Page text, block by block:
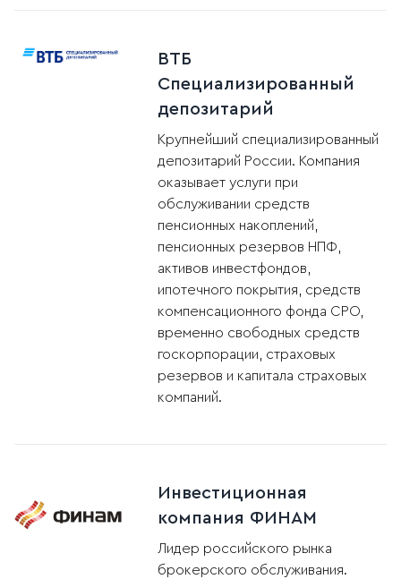
ВТБ
Специализированный
депозитарий
Крупнейший специализированный
депозитарий России. Компания
оказывает услуги при
обслуживании средств
пенсионных накоплений,
пенсионных резервов НПФ,
активов инвестфондов,
ипотечного покрытия, средств
компенсационного фонда СРО,
временно свободных средств
госкорпорации, страховых
резервов и капитала страховых
компаний.
Инвестиционная
компания ФИНАМ
Лидер российского рынка
брокерского обслуживания.